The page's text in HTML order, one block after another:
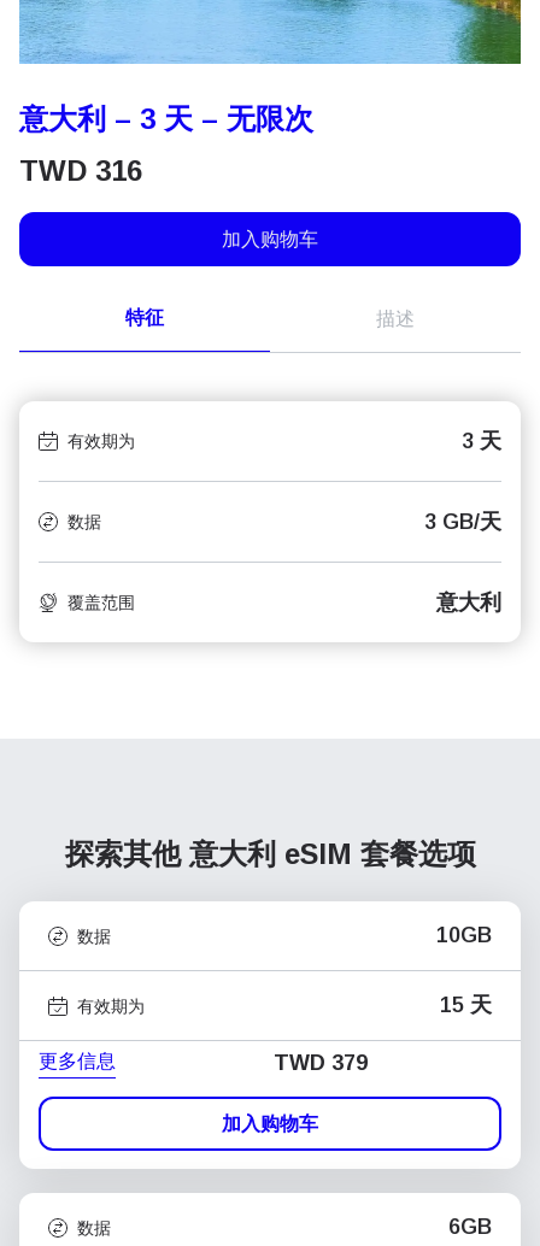
意大利 – 3 天 – 无限次
TWD 316
加入购物车
特征 描述
有效期为 3 天
数据 3 GB/天
覆盖范围 意大利
探索其他 意大利 eSIM 套餐选项
数据 10GB
有效期为 15 天
更多信息 TWD 379
加入购物车
数据 6GB